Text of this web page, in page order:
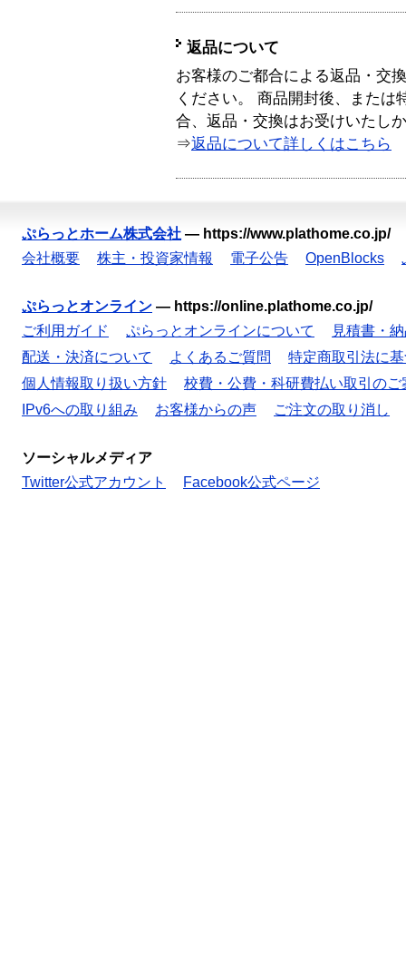
返品について
お客様のご都合による返品・交
ください。 商品開封後、または
合、返品・交換はお受けいたし
⇒返品について詳しくはこちら
ぷらっとホーム株式会社 — https://www.plathome.co.jp/
会社概要
株主・投資家情報 電子公告 OpenBlocks
ぷらっとオンライン — https://online.plathome.co.jp/
ご利用ガイド
ぷらっとオンラインについて
見積書・
配送・決済について
よくあるご質問
特定商取引法に
個人情報取り扱い方針
校費・公費・科研費払い取引のご
IPv6への取り組み
お客様からの声 ご注文の取り消し
ソーシャルメディア
Twitter公式アカウント
Facebook公式ページ